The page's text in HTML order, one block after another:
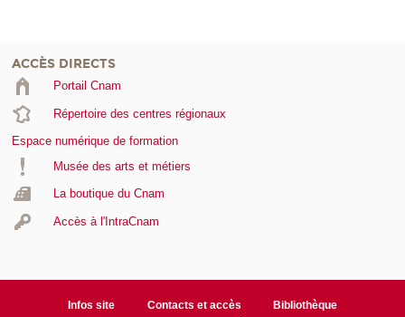
ACCÈS DIRECTS
Portail Cnam
Répertoire des centres régionaux
Espace numérique de formation
Musée des arts et métiers
La boutique du Cnam
Accès à l'IntraCnam
Infos site Contacts et accès
Bibliothèque